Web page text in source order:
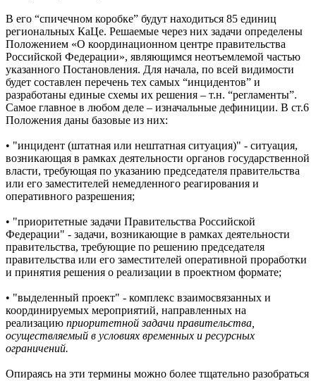
В его “спичечном коробке” будут находиться 85 единиц
региональных КаЦе. Решаемые через них задачи определены
Положением «О координационном центре правительства
Российской Федерации», являющимся неотъемлемой частью
указанного Постановления. Для начала, по всей видимости
будет составлен перечень тех самых “инцидентов” и
разработаны единые схемы их решения – т.н. “регламенты”.
Самое главное в любом деле – изначальные дефиниции. В ст.6
Положения даны базовые из них:
• "инцидент (штатная или нештатная ситуация)" - ситуация,
возникающая в рамках деятельности органов государственной
власти, требующая по указанию председателя правительства
или его заместителей немедленного реагирования и
оперативного разрешения;
• "приоритетные задачи Правительства Российской
Федерации" - задачи, возникающие в рамках деятельности
правительства, требующие по решению председателя
правительства или его заместителей оперативной проработки
и принятия решения о реализации в проектном формате;
• "выделенный проект" - комплекс взаимосвязанных и
координируемых мероприятий, направленных на
реализацию приоритетной задачи правительства,
осуществляемый в условиях временных и ресурсных
ограничений.
Опираясь на эти термины можно более тщательно разобраться